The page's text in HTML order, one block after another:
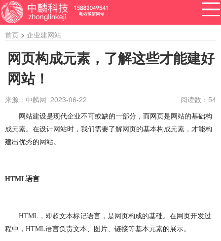
APP开发
软件开发 系统开发 管理系统开发
企业管理系统开发
公众号开发费用
做OA系统 开发百科 APP开发 做APP
首页 > 企业建网站
网页构成元素，了解这些才能建好
网站！
来源：中麟网 2023-06-22 阅读数： 54
网站建设是现代企业不可或缺的一部分，而网页是网站的基础构
成元素。在设计网站时，我们需要了解网页的基本构成元素，才能构
建出优秀的网站。
HTML语言
HTML ，即超文本标记语言，是网页构成的基础。在网页开发过
程中， HTML语言负责文本、图片、链接等基本元素的展示。